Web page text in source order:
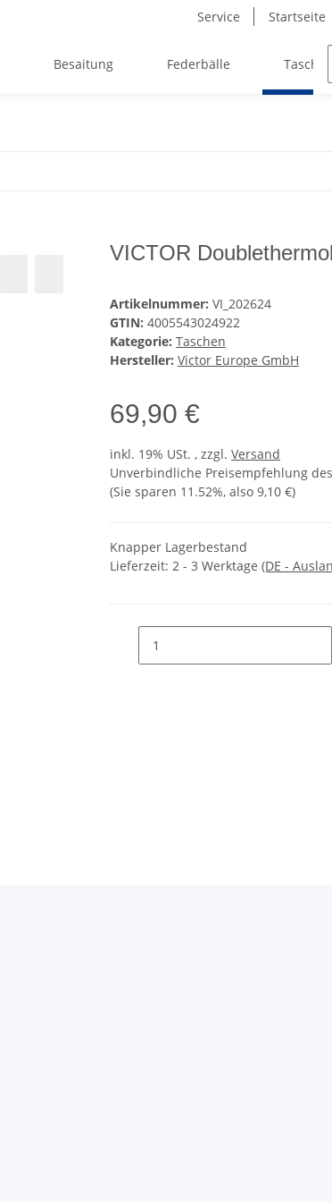
Service Startseite
Besaitung Federbälle Taschen
VICTOR
Artikelnummer: VI_202624
GTIN: 4005543024922
Kategorie: Taschen
Hersteller: Victor Europe GmbH
69,90 €
inkl. 19% USt. , zzgl. Versand
Unverbindliche Preisempfehlung
(Sie sparen 11.52%, also 9,10 €)
Knapper Lagerbestand
Lieferzeit: 2 - 3 Werktage (DE -